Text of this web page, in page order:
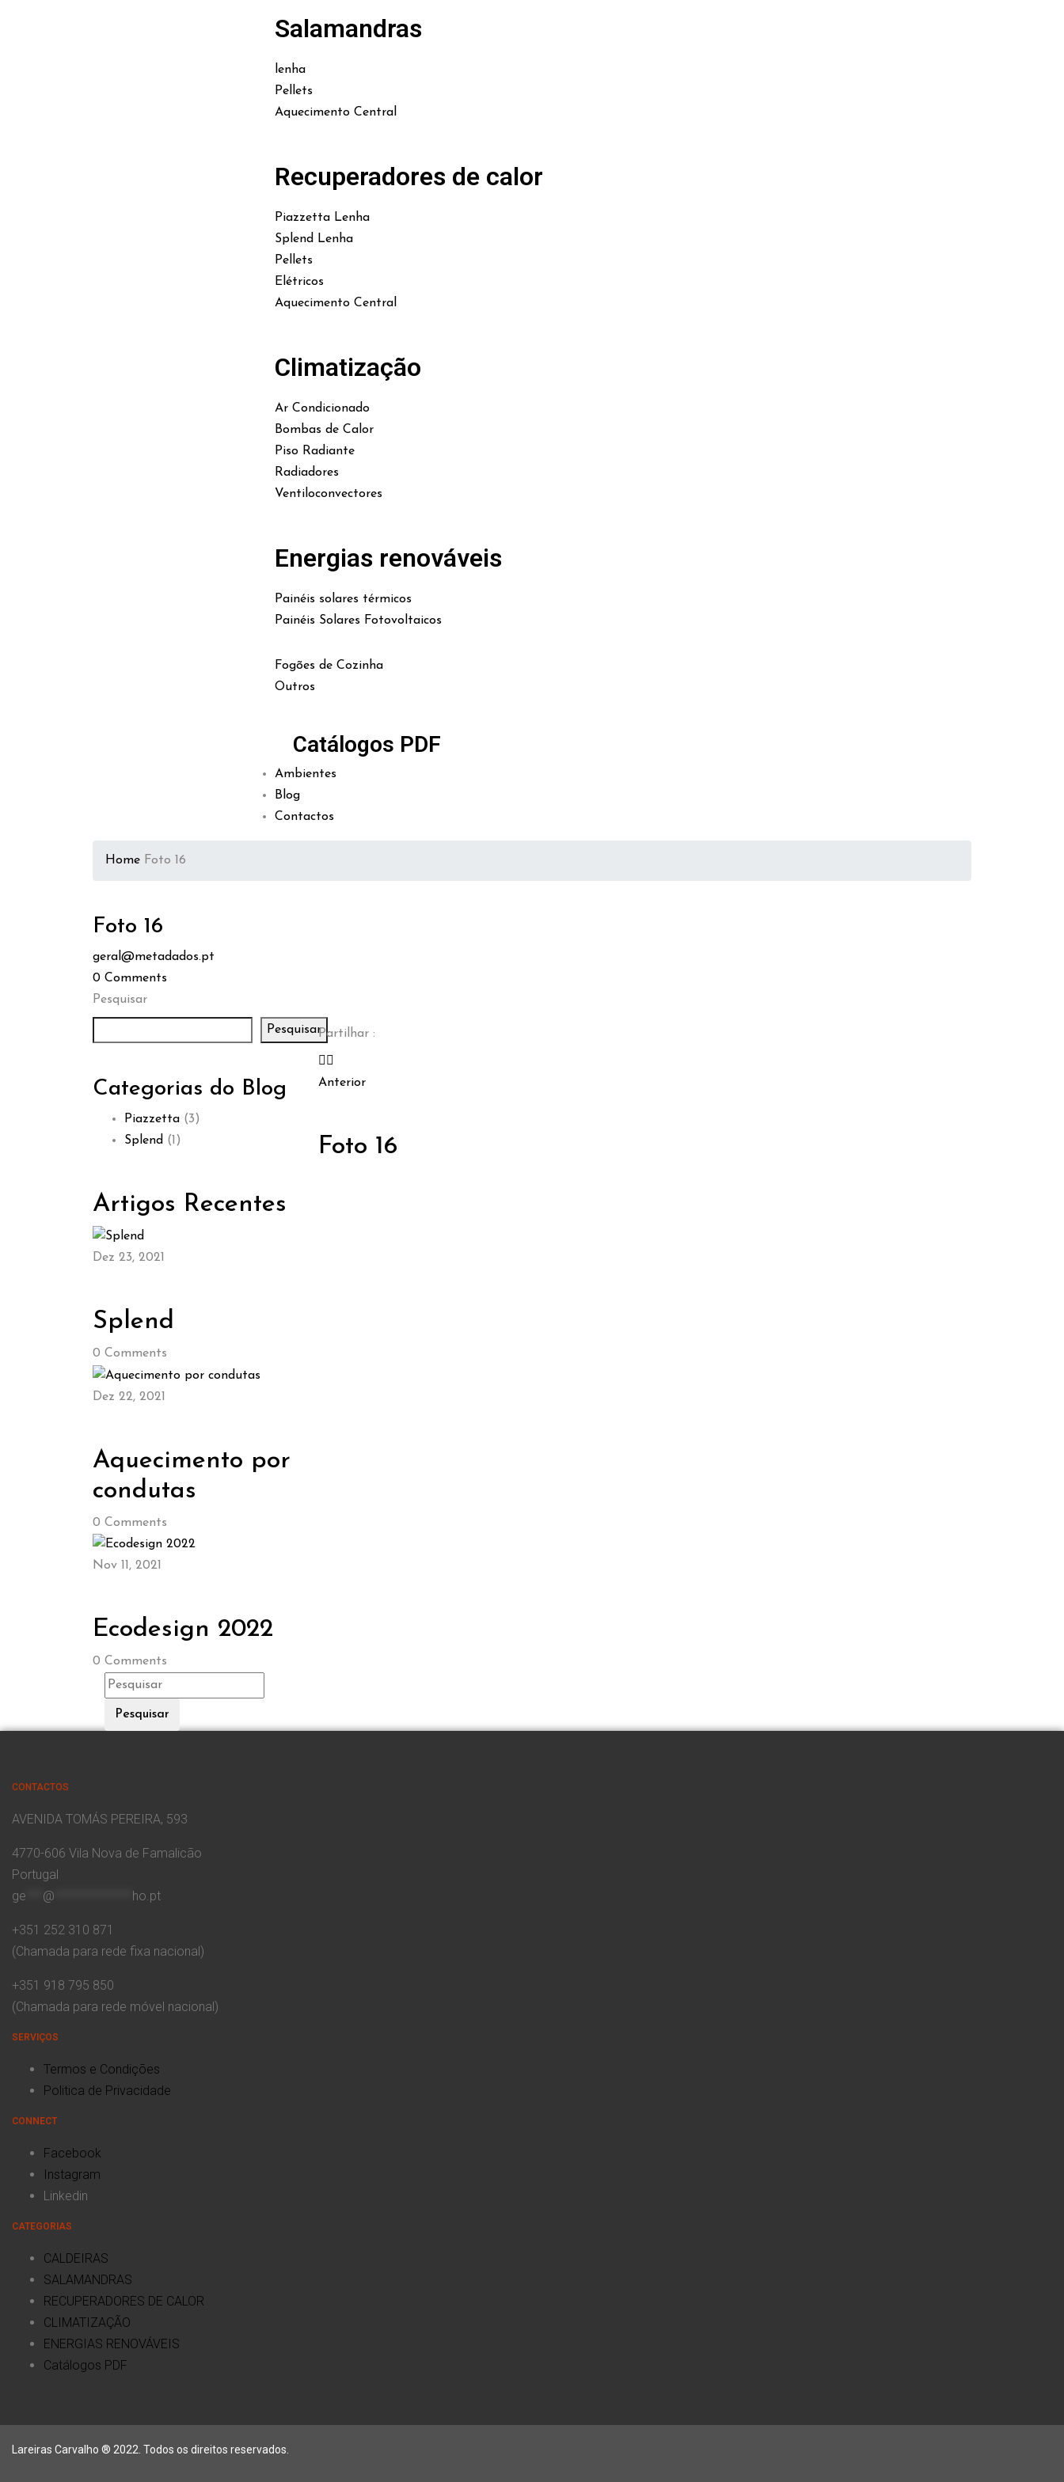
Salamandras
lenha
Pellets
Aquecimento Central
Recuperadores de calor
Piazzetta Lenha
Splend Lenha
Pellets
Elétricos
Aquecimento Central
Climatização
Ar Condicionado
Bombas de Calor
Piso Radiante
Radiadores
Ventiloconvectores
Energias renováveis
Painéis solares térmicos
Painéis Solares Fotovoltaicos
Fogões de Cozinha
Outros
Catálogos PDF
Ambientes
Blog
Contactos
Home Foto 16
Foto 16
geral@metadados.pt
0 Comments
Pesquisar
Pesquisar
Categorias do Blog
Piazzetta (3)
Splend (1)
Artigos Recentes
Dez 23, 2021
Splend
0 Comments
Dez 22, 2021
Aquecimento por
condutas
0 Comments
Nov 11, 2021
Ecodesign 2022
0 Comments
Pesquisar
Partilhar :
Anterior
Foto 16
CONTACTOS
AVENIDA TOMÁS PEREIRA, 593
4770-606 Vila Nova de Famalicão
Portugal
ge
@ ho.pt
+351 252 310 871
(Chamada para rede fixa nacional)
+351 918 795 850
(Chamada para rede móvel nacional)
SERVIÇOS
Termos e Condições
Politica de Privacidade
CONNECT
Facebook
Instagram
Linkedin
CATEGORIAS
CALDEIRAS
SALAMANDRAS
RECUPERADORES DE CALOR
CLIMATIZAÇÃO
ENERGIAS RENOVÁVEIS
Catálogos PDF
Lareiras Carvalho ® 2022. Todos os direitos reservados.